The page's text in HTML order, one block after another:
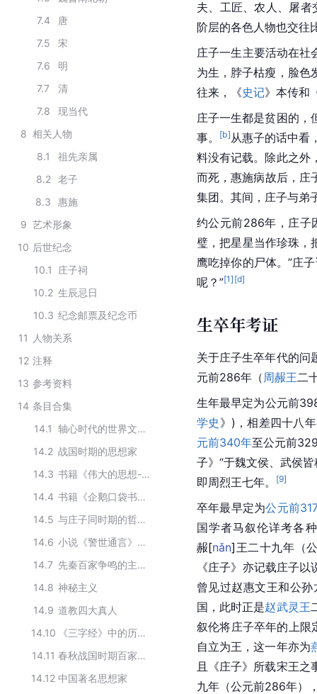
7.4
唐
7.5
宋
7.6
明
7.7
清
7.8
现当代
8 相关人物
8.1
祖先亲属
8.2
老子
8.3
惠施
9 艺术形象
10 后世纪念
10.1
庄子祠
10.2 生辰忌日
10.3 纪念邮票及纪念币
11
人物关系
12 注释
13 参考资料
14 条目合集
14.1
轴心时代的世界文明进程
14.2 战国时期的思想家
14.3
书籍《伟大的思想-第3辑》的作者
14.4
书籍《企鹅口袋书系列·伟大的思想（第五辑）》的作者
14.5
与庄子同时期的哲学家
14.6
小说《警世通言》里涉及的角色人物
14.7
先秦百家争鸣的主要学派及主要人物
14.8 神秘主义
14.9 道教四大真人
14.10
《三字经》中的历史人物
14.11
春秋战国时期百家争鸣的代表人物
14.12 中国著名思想家
夫、工匠、农人、屠
阶层的各色人物也交往
庄子一生主要活动在社
为生，脖子枯瘦，脸色
往来，《史记》本传和
庄子一生都是贫困的，
事。
[b] 从惠子的话中看
料没有记载。除此之外
而死，惠施病故后，庄
集团。其间，庄子与弟
约公元前286年，庄子
璧，把星星当作珍珠，
鹰吃掉你的尸体。”庄
呢？”[1] [d]
生卒年考证
关于庄子生卒年代的问
元前286年（ 周赧王二
生年最早定为公元前
学史 》)，相差四十八
元前340年至公元前
子》“于魏文侯 武侯
即 周烈王七年。 [9]
卒年最早定为公元前
国学者马叙伦详考各
赧[nǎn] 王二十九年（
《庄子》亦记载庄子以
曾见过赵惠文王和公
国 ，此时正是赵武灵王
叙伦将庄子卒年的上限
自立为王，这一年亦为
且《庄子》所载宋王之
九年（公元前286年）